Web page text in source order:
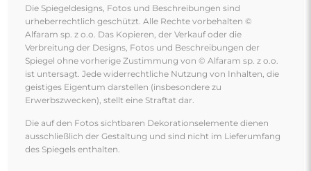
Die Spiegeldesigns, Fotos und Beschreibungen sind
urheberrechtlich geschützt. Alle Rechte vorbehalten ©
Alfaram sp. z o.o. Das Kopieren, der Verkauf oder die
Verbreitung der Designs, Fotos und Beschreibungen der
Spiegel ohne vorherige Zustimmung von © Alfaram sp. z o.o.
ist untersagt. Jede widerrechtliche Nutzung von Inhalten, die
geistiges Eigentum darstellen (insbesondere zu
Erwerbszwecken), stellt eine Straftat dar.
Die auf den Fotos sichtbaren Dekorationselemente dienen
ausschließlich der Gestaltung und sind nicht im Lieferumfang
des Spiegels enthalten.